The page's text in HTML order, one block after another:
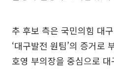
추 후보 측은 국민의힘 대
‘대구발전 원팀’의 증거로
호영 부의장을 중심으로